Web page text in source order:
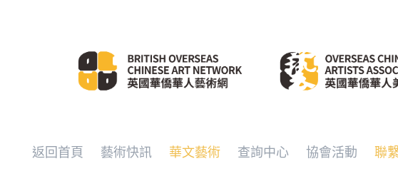
返回首頁 藝術快訊 華文藝術 查詢中心 協會活動 聯